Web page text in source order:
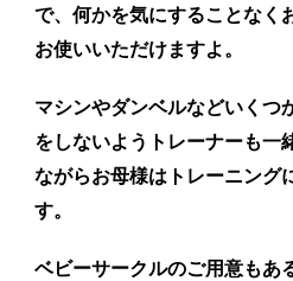
で、何かを気にすることなく
お使いいただけますよ。
マシンやダンベルなどいくつ
をしないようトレーナーも一
ながらお母様はトレーニング
す。
ベビーサークルのご用意もあ